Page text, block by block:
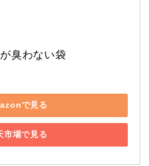
臭わない袋
で見る
市場で見る